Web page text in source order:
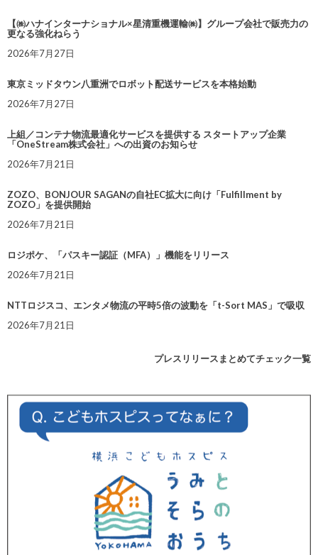
【㈱ハナインターナショナル×星清重機運輸㈱】グループ会社で販売力の
更なる強化ねらう
2026年7月27日
東京ミッドタウン八重洲でロボット配送サービスを本格始動
2026年7月27日
上組／コンテナ物流最適化サービスを提供する スタートアップ企業
「OneStream株式会社」への出資のお知らせ
2026年7月21日
ZOZO、BONJOUR SAGANの自社EC拡大に向け「Fulfillment by
ZOZO」を提供開始
2026年7月21日
ロジポケ、「パスキー認証（MFA）」機能をリリース
2026年7月21日
NTTロジスコ、エンタメ物流の平時5倍の波動を「t-Sort MAS」で吸収
2026年7月21日
プレスリリースまとめてチェック一覧